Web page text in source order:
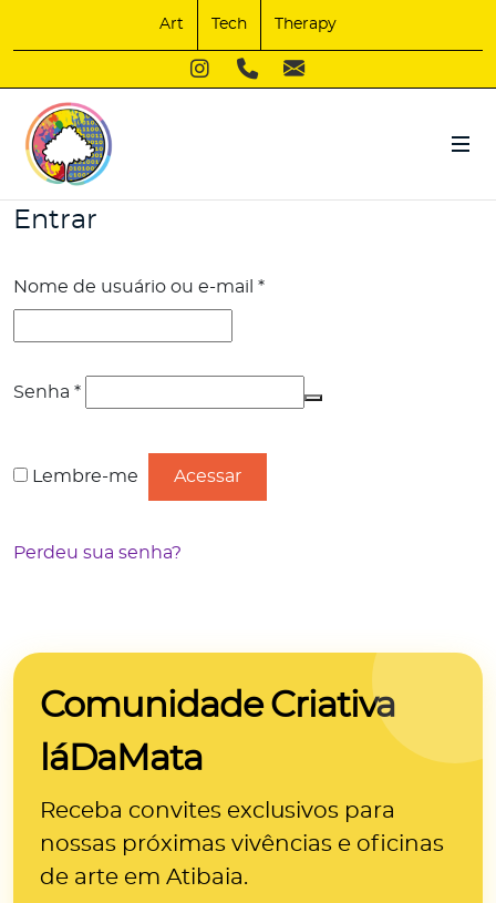
Art Tech Therapy
Entrar
Nome de usuário ou e-mail *Obrigatório
Senha *Obrigatório
Lembre-me Acessar
Perdeu sua senha?
Comunidade Criativa
láDaMata
Receba convites exclusivos para
nossas próximas vivências e oficinas
de arte em Atibaia.